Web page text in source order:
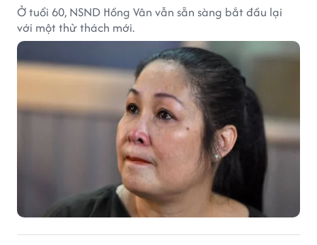
Ở tuổi 60, NSND Hồng Vân vẫn sẵn sàng bắt đầu lại
với một thử thách mới.